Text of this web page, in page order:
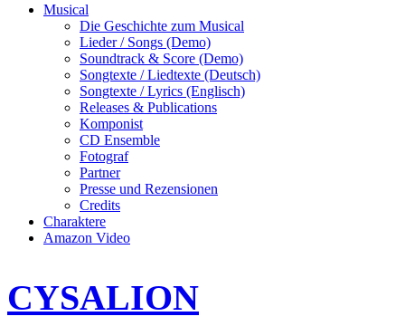
Musical
Die Geschichte zum Musical
Lieder / Songs (Demo)
Soundtrack & Score (Demo)
Songtexte / Liedtexte (Deutsch)
Songtexte / Lyrics (Englisch)
Releases & Publications
Komponist
CD Ensemble
Fotograf
Partner
Presse und Rezensionen
Credits
Charaktere
Amazon Video
CYSALION